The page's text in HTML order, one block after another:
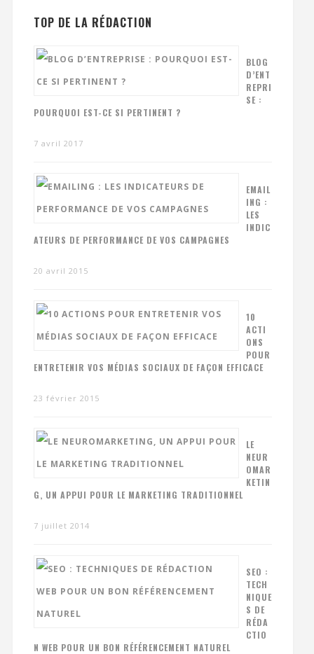
TOP DE LA RÉDACTION
BLOG
D’ENT
REPRI
SE :
POURQUOI EST-CE SI PERTINENT ?
7 avril 2017
EMAIL
ING :
LES
INDIC
ATEURS DE PERFORMANCE DE VOS CAMPAGNES
20 avril 2015
10
ACTI
ONS
POUR
ENTRETENIR VOS MÉDIAS SOCIAUX DE FAÇON EFFICACE
23 février 2015
LE
NEUR
OMAR
KETIN
G, UN APPUI POUR LE MARKETING TRADITIONNEL
7 juillet 2014
SEO :
TECH
NIQUE
S DE
RÉDA
CTIO
N WEB POUR UN BON RÉFÉRENCEMENT NATUREL